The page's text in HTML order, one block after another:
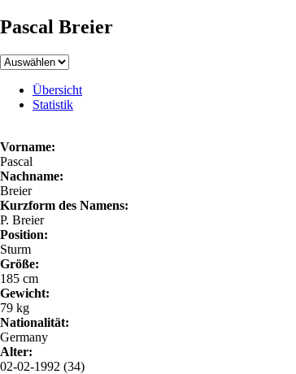
Pascal Breier
Übersicht
Statistik
Vorname:
Pascal
Nachname:
Breier
Kurzform des Namens:
P. Breier
Position:
Sturm
Größe:
185 cm
Gewicht:
79 kg
Nationalität:
Germany
Alter:
02-02-1992 (34)